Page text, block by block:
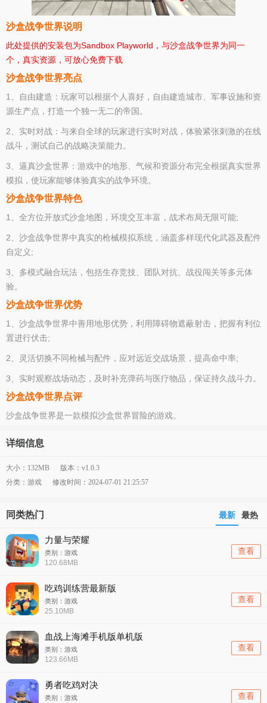
沙盒战争世界说明
此处提供的安装包为Sandbox Playworld，与沙盒战争世界为同一
个，真实资源，可放心免费下载
沙盒战争世界亮点
1、自由建造：玩家可以根据个人喜好，自由建造城市、军事设施和资
源生产点，打造一个独一无二的帝国。
2、实时对战：与来自全球的玩家进行实时对战，体验紧张刺激的在线
战斗，测试自己的战略决策能力。
3、逼真沙盒世界：游戏中的地形、气候和资源分布完全根据真实世界
模拟，使玩家能够体验真实的战争环境。
沙盒战争世界特色
1、全方位开放式沙盒地图，环境交互丰富，战术布局无限可能;
2、沙盒战争世界中真实的枪械模拟系统，涵盖多样现代化武器及配件
自定义;
3、多模式融合玩法，包括生存竞技、团队对抗、战役闯关等多元体
验。
沙盒战争世界优势
1、沙盒战争世界中善用地形优势，利用障碍物遮蔽射击，把握有利位
置进行伏击;
2、灵活切换不同枪械与配件，应对远近交战场景，提高命中率;
3、实时观察战场动态，及时补充弹药与医疗物品，保证持久战斗力。
沙盒战争世界点评
沙盒战争世界是一款模拟沙盒世界冒险的游戏。
详细信息
大小：132MB
版本：v1.0.3
分类：游戏
修改时间：2024-07-01 21:25:57
同类热门 最新 最热
力量与荣耀
类别：游戏
120.68MB
查看
吃鸡训练营最新版
类别：游戏
25.10MB
查看
血战上海滩手机版单机版
类别：游戏
123.66MB
查看
勇者吃鸡对决
类别：游戏 查看